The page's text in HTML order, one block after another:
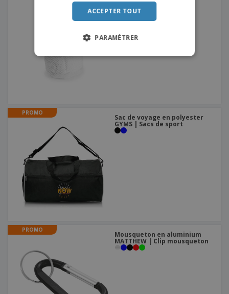
Gymnasio
PROMO
Sac de voyage en polyester
GYMS | Sacs de sport
PROMO
Mousqueton en aluminium
MATTHEW | Clip mousqueton
ITALIAN
ACCEPTER TOUT
PARAMÉTRER